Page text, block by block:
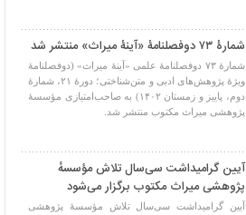
شمارۀ ۷۳ دوفصلنامۀ «آینۀ میراث» منتشر شد
شمارۀ ۷۳ دوفصلنامۀ علمی «آینۀ میراث» (دوفصلنامۀ
ویژۀ پژوهش‌های ادبی و متن‌شناختی؛ دورۀ ۲۱، شمارۀ
دوم، پاییز و زمستان ۱۴۰۲) به صاحب‌امتیازی مؤسسۀ
پژوهشی میراث مکتوب منتشر شد.
آیین گرامیداشت سی‌سال تلاش مؤسسهٔ
پژوهشی میراث مکتوب برگزار می‌شود
آیین گرامیداشت سی‌سال تلاش مؤسسۀ پژوهشی